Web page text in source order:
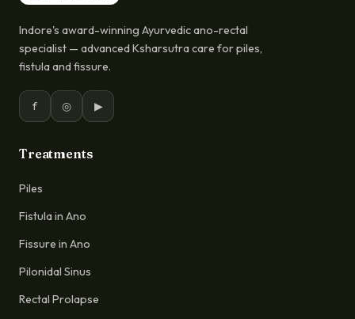
Indore's award-winning Ayurvedic ano-rectal
specialist — advanced Ksharsutra care for piles,
fistula and fissure.
f ◎ ▶
Treatments
Piles
Fistula in Ano
Fissure in Ano
Pilonidal Sinus
Rectal Prolapse